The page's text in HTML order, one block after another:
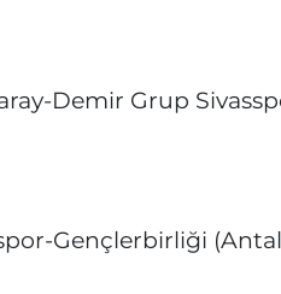
Demir Grup
Gençlerbirliği